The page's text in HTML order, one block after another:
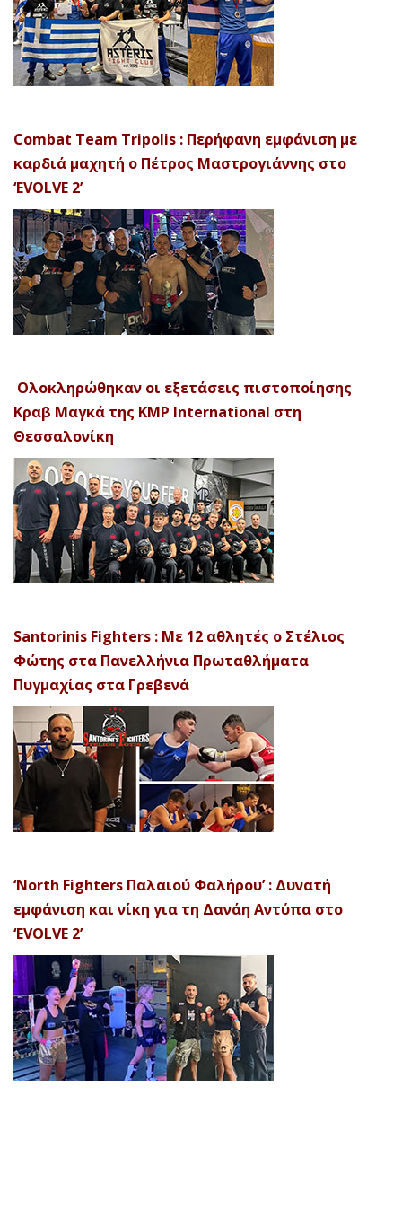
Combat Team Tripolis : Περήφανη εμφάνιση με
καρδιά μαχητή ο Πέτρος Μαστρογιάννης στο
‘EVOLVE 2’
Ολοκληρώθηκαν οι εξετάσεις πιστοποίησης
Κραβ Μαγκά της KMP International στη
Θεσσαλονίκη
Santorinis Fighters : Με 12 αθλητές ο Στέλιος
Φώτης στα Πανελλήνια Πρωταθλήματα
Πυγμαχίας στα Γρεβενά
‘North Fighters Παλαιού Φαλήρου’ : Δυνατή
εμφάνιση και νίκη για τη Δανάη Αντύπα στο
‘EVOLVE 2’